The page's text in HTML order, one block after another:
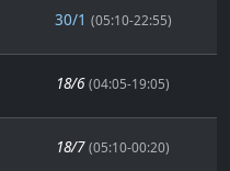
30/1 (05:10-22:55)
18/6 (04:05-19:05)
18/7 (05:10-00:20)